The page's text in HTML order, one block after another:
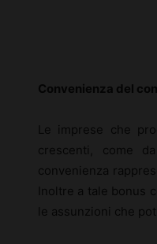
Convenienza del
Le imprese che
crescenti, come
convenienza
Inoltre a tale
le assunzioni che